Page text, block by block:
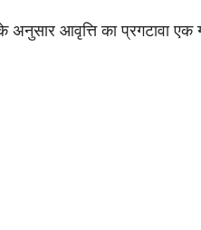
आवृत्ति का प्रगटावा एक